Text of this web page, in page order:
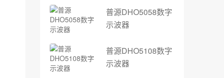
普源DHO5058数字
示波器
普源DHO5108数字
示波器